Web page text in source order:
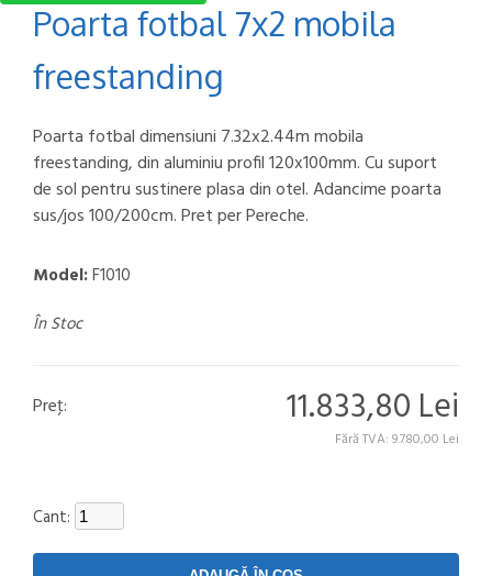
Poarta fotbal 7x2 mobila
freestanding
Poarta fotbal dimensiuni 7.32x2.44m mobila
freestanding, din aluminiu profil 120x100mm. Cu suport
de sol pentru sustinere plasa din otel. Adancime poarta
sus/jos 100/200cm. Pret per Pereche.
Model:F1010
În Stoc
Preţ: 11.833,80 Lei
Fără TVA: 9.780,00 Lei
Cant: